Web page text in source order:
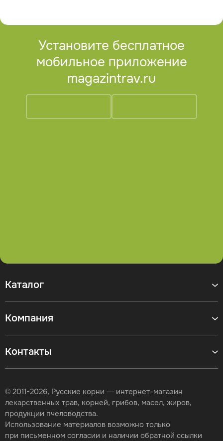
Установите бесплатное
мобильное приложение
magazintrav.ru
Контакты
Каталог
Компания
© 2011-2026, Русские корни — интернет-магазин
лекарственных трав, корней, грибов, масел, жиров,
продукции пчеловодства.
Использование материалов возможно только
при письменном согласии и наличии обратной ссылки